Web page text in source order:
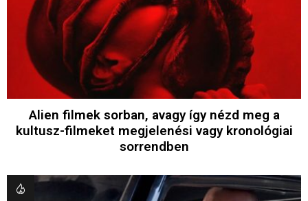
Alien filmek sorban, avagy így nézd meg a
kultusz-filmeket megjelenési vagy kronológiai
sorrendben